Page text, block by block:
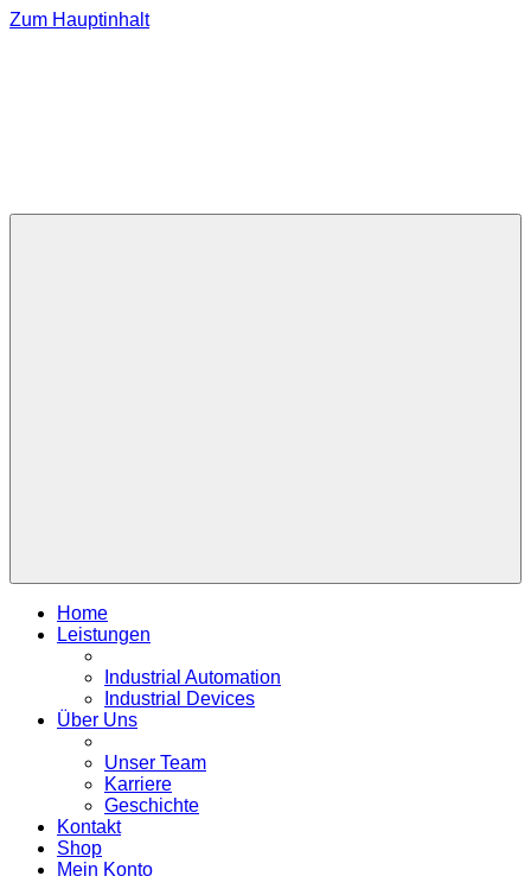
Zum Hauptinhalt
Home
Leistungen
Industrial Automation
Industrial Devices
Über Uns
Unser Team
Karriere
Geschichte
Kontakt
Shop
Mein Konto